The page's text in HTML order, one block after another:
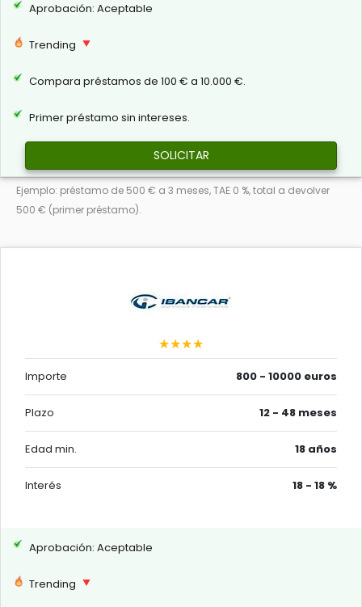
Aprobación: Aceptable
Trending
Compara préstamos de 100 € a 10.000 €.
Primer préstamo sin intereses.
SOLICITAR
Ejemplo: préstamo de 500 € a 3 meses, TAE 0 %, total a devolver
500 € (primer préstamo).
★★★★
Importe 800 - 10000 euros
Plazo 12 - 48 meses
Edad min. 18 años
Interés 18 - 18 %
Aprobación: Aceptable
Trending